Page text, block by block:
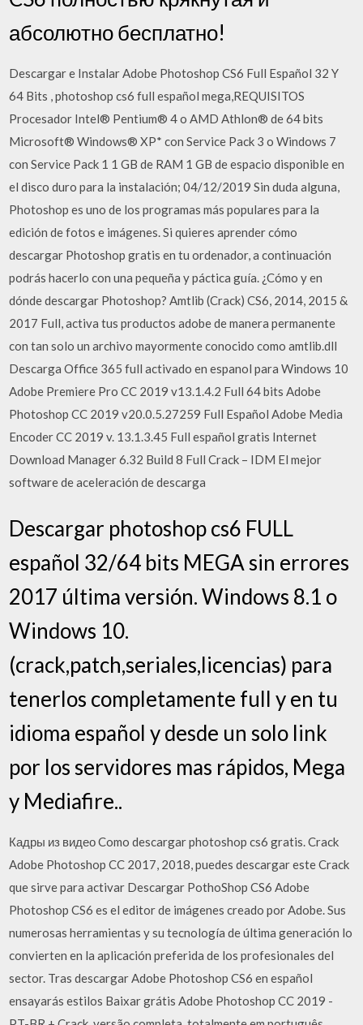
абсолютно бесплатно!
Descargar e Instalar Adobe Photoshop CS6 Full Español 32 Y
64 Bits , photoshop cs6 full español mega,REQUISITOS
Procesador Intel® Pentium® 4 o AMD Athlon® de 64 bits
Microsoft® Windows® XP* con Service Pack 3 o Windows 7
con Service Pack 1 1 GB de RAM 1 GB de espacio disponible en
el disco duro para la instalación; 04/12/2019 Sin duda alguna,
Photoshop es uno de los programas más populares para la
edición de fotos e imágenes. Si quieres aprender cómo
descargar Photoshop gratis en tu ordenador, a continuación
podrás hacerlo con una pequeña y páctica guía. ¿Cómo y en
dónde descargar Photoshop? Amtlib (Crack) CS6, 2014, 2015 &
2017 Full, activa tus productos adobe de manera permanente
con tan solo un archivo mayormente conocido como amtlib.dll
Descarga Office 365 full activado en espanol para Windows 10
Adobe Premiere Pro CC 2019 v13.1.4.2 Full 64 bits Adobe
Photoshop CC 2019 v20.0.5.27259 Full Español Adobe Media
Encoder CC 2019 v. 13.1.3.45 Full español gratis Internet
Download Manager 6.32 Build 8 Full Crack – IDM El mejor
software de aceleración de descarga
Descargar photoshop cs6 FULL
español 32/64 bits MEGA sin errores
2017 última versión. Windows 8.1 o
Windows 10.
(crack,patch,seriales,licencias) para
tenerlos completamente full y en tu
idioma español y desde un solo link
por los servidores mas rápidos, Mega
y Mediafire..
Кадры из видео Como descargar photoshop cs6 gratis. Crack
Adobe Photoshop CC 2017, 2018, puedes descargar este Crack
que sirve para activar Descargar PothoShop CS6 Adobe
Photoshop CS6 es el editor de imágenes creado por Adobe. Sus
numerosas herramientas y su tecnología de última generación lo
convierten en la aplicación preferida de los profesionales del
sector. Tras descargar Adobe Photoshop CS6 en español
ensayarás estilos Baixar grátis Adobe Photoshop CC 2019 -